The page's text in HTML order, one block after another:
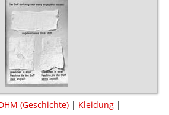
(Geschichte) | Kleidung |